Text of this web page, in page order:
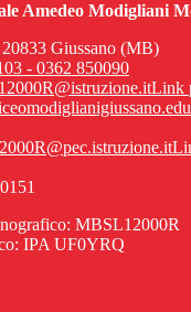
Amedeo Modigliani
Giussano (MB)
- 0362 850090
Link
MBSL12000R
IPA UF0YRQ